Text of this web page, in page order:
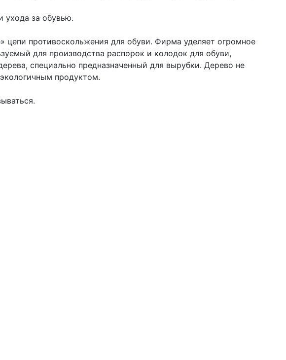
ухода за обувью.
противоскольжения для обуви. Фирма уделяет огромное
для производства распорок и колодок для обуви,
специально предназначенный для вырубки. Дерево не
продуктом.